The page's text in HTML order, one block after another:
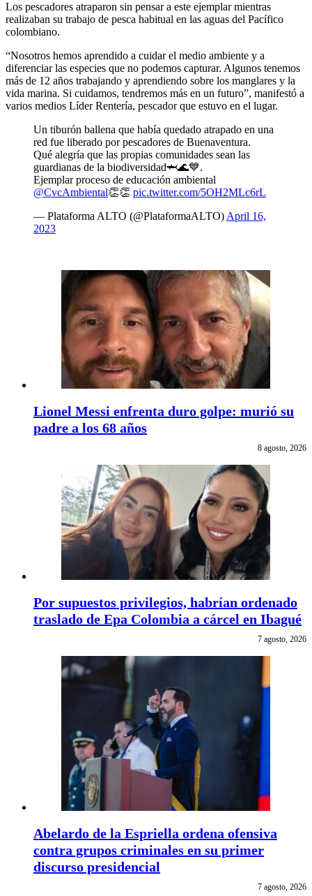
Los pescadores atraparon sin pensar a este ejemplar mientras
realizaban su trabajo de pesca habitual en las aguas del Pacífico
colombiano.
“Nosotros hemos aprendido a cuidar el medio ambiente y a
diferenciar las especies que no podemos capturar. Algunos tenemos
más de 12 años trabajando y aprendiendo sobre los manglares y la
vida marina. Si cuidamos, tendremos más en un futuro”, manifestó a
varios medios Líder Rentería, pescador que estuvo en el lugar.
Un tiburón ballena que había quedado atrapado en una
red fue liberado por pescadores de Buenaventura.
Qué alegría que las propias comunidades sean las
guardianas de la biodiversidad🦈🌊💙.
Ejemplar proceso de educación ambiental
@CvcAmbiental👏👏 pic.twitter.com/5OH2MLc6rL
— Plataforma ALTO (@PlataformaALTO) April 16,
2023
Lionel Messi enfrenta duro golpe: murió su
padre a los 68 años
8 agosto, 2026
Por supuestos privilegios, habrían ordenado
traslado de Epa Colombia a cárcel en Ibagué
7 agosto, 2026
Abelardo de la Espriella ordena ofensiva
contra grupos criminales en su primer
discurso presidencial
7 agosto, 2026